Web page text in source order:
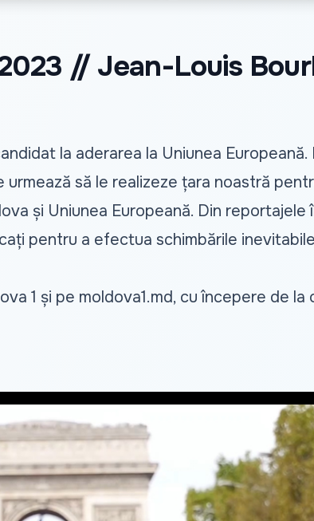
// Jean-Louis
la aderarea la Uniunea Europeană.
să le realizeze țara noastră
și Uniunea Europeană. Din reportajele
pentru a efectua schimbările
1 și pe moldova1.md, cu începere de la